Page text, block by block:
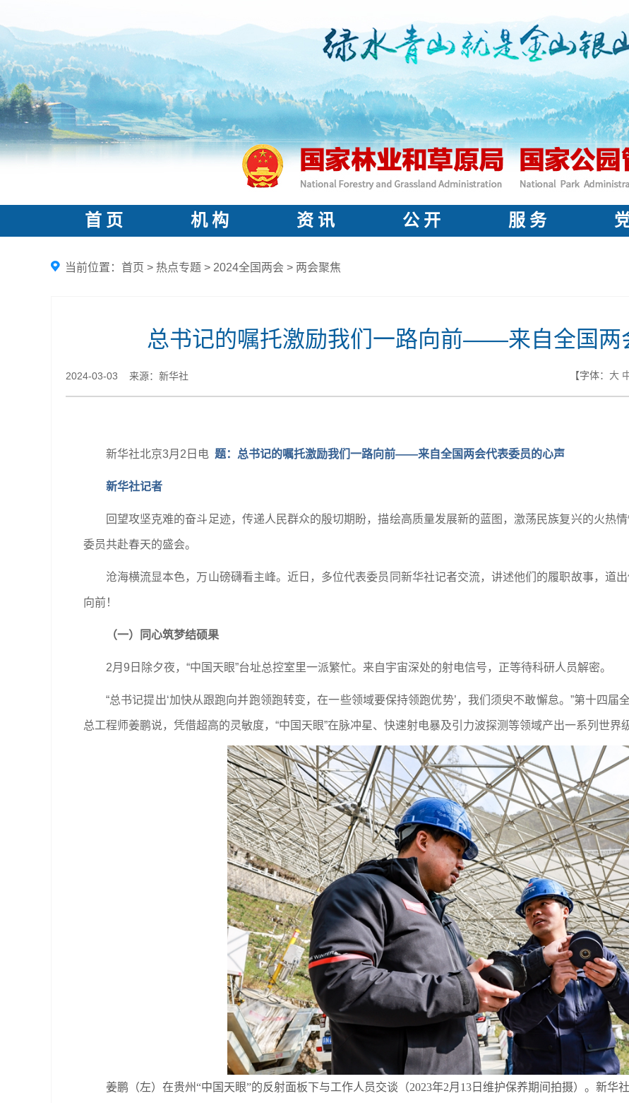
首 页 机 构 资 讯 公 开 服 务
当前位置： 首页 > 热点专题 > 2024全国两会 > 两会聚焦
总书记的嘱托激励我们一路向前——来自全国两
2024-03-03 来源：新华社 【字体： 大
新华社北京3月2日电 题：总书记的嘱托激励我们一路向前——来自全国两会代表委员的心声
新华社记者
回望攻坚克难的奋斗足迹，传递人民群众的殷切期盼，描绘高质量发展新的蓝图，激荡民族复兴的火
委员共赴春天的盛会。
沧海横流显本色，万山磅礴看主峰。近日，多位代表委员同新华社记者交流，讲述他们的履职故事，
向前！
（一）同心筑梦结硕果
2月9日除夕夜，“中国天眼”台址总控室里一派繁忙。来自宇宙深处的射电信号，正等待科研人员解密。
“总书记提出‘加快从跟跑向并跑领跑转变，在一些领域要保持领跑优势’，我们须臾不敢懈怠。”第十四届
总工程师姜鹏说，凭借超高的灵敏度，“中国天眼”在脉冲星、快速射电暴及引力波探测等领域产出一系列世界
姜鹏（左）在贵州“中国天眼”的反射面板下与工作人员交谈（2023年2月13日维护保养期间拍摄）。新华